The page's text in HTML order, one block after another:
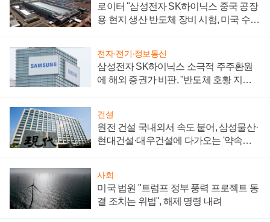
로이터 "삼성전자 SK하이닉스 중국 공장
용 현지 생산 반도체 장비 시험, 미국 수출
전자·전기·정보통신
삼성전자 SK하이닉스 소극적 주주환원
에 해외 증권가 비판, "반도체 호황 지속
건설
원전 건설 국내외서 속도 붙어, 삼성물산·
현대건설·대우건설에 다가오는 '약속의
사회
미국 법원 "트럼프 정부 풍력 프로젝트 동
결 조치는 위법", 해제 명령 내려